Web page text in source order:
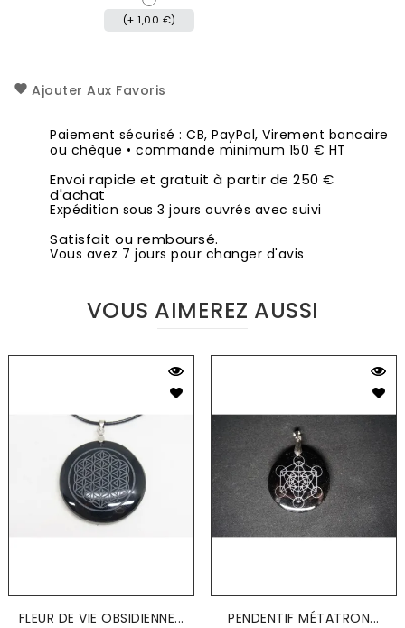
(+ 1,00 €)
Ajouter Aux Favoris
Paiement sécurisé : CB, PayPal, Virement bancaire
ou chèque • commande minimum 150 € HT
Envoi rapide et gratuit à partir de 250 €
d'achat
Expédition sous 3 jours ouvrés avec suivi
Satisfait ou remboursé.
Vous avez 7 jours pour changer d'avis
VOUS AIMEREZ AUSSI
FLEUR DE VIE OBSIDIENNE... PENDENTIF MÉTATRON...